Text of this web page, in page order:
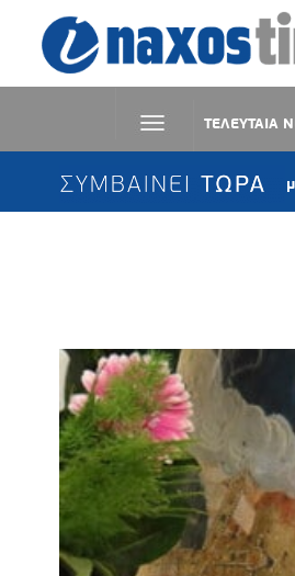
ΤΕΛΕΥΤΑΙΑ
ΣΥΜΒΑΙΝΕΙ ΤΩΡΑ
Κέα: Ιστιοφόρο με τρεις